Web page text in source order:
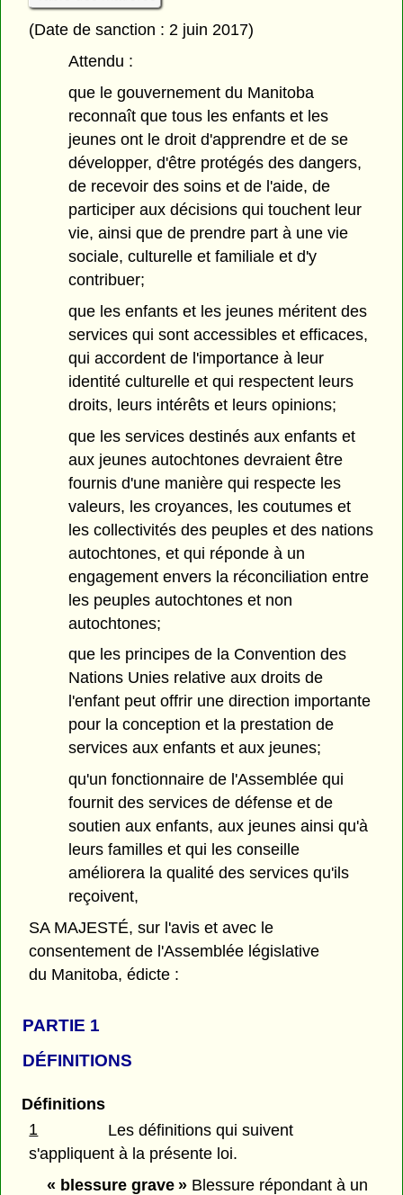
(Date de sanction : 2 juin 2017)
Attendu :
que le gouvernement du Manitoba
reconnaît que tous les enfants et les
jeunes ont le droit d'apprendre et de se
développer, d'être protégés des dangers,
de recevoir des soins et de l'aide, de
participer aux décisions qui touchent leur
vie, ainsi que de prendre part à une vie
sociale, culturelle et familiale et d'y
contribuer;
que les enfants et les jeunes méritent des
services qui sont accessibles et efficaces,
qui accordent de l'importance à leur
identité culturelle et qui respectent leurs
droits, leurs intérêts et leurs opinions;
que les services destinés aux enfants et
aux jeunes autochtones devraient être
fournis d'une manière qui respecte les
valeurs, les croyances, les coutumes et
les collectivités des peuples et des nations
autochtones, et qui réponde à un
engagement envers la réconciliation entre
les peuples autochtones et non
autochtones;
que les principes de la Convention des
Nations Unies relative aux droits de
l'enfant peut offrir une direction importante
pour la conception et la prestation de
services aux enfants et aux jeunes;
qu'un fonctionnaire de l'Assemblée qui
fournit des services de défense et de
soutien aux enfants, aux jeunes ainsi qu'à
leurs familles et qui les conseille
améliorera la qualité des services qu'ils
reçoivent,
SA MAJESTÉ, sur l'avis et avec le
consentement de l'Assemblée législative
du Manitoba, édicte :
PARTIE 1
DÉFINITIONS
Définitions
1
Les définitions qui suivent
s'appliquent à la présente loi.
« blessure grave »Blessure répondant à un